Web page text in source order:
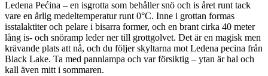
Ledena Pećina – en isgrotta som behåller snö och is året runt tack
vare en årlig medeltemperatur runt 0°C. Inne i grottan formas
isstalaktiter och pelare i bisarra former, och en brant cirka 40 meter
lång is- och snöramp leder ner till grottgolvet. Det är en magisk men
krävande plats att nå, och du följer skyltarna mot Ledena pecina från
Black Lake. Ta med pannlampa och var försiktig – ytan är hal och
kall även mitt i sommaren.